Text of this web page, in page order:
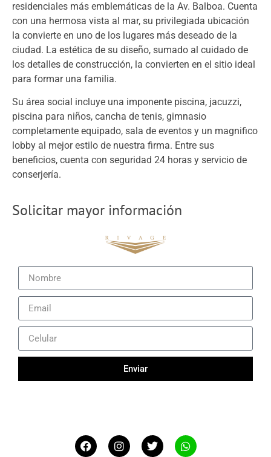
residenciales más emblemáticas de la Av. Balboa. Cuenta
con una hermosa vista al mar, su privilegiada ubicación
la convierte en uno de los lugares más deseado de la
ciudad. La estética de su diseño, sumado al cuidado de
los detalles de construcción, la convierten en el sitio ideal
para formar una familia.
Su área social incluye una imponente piscina, jacuzzi,
piscina para niños, cancha de tenis, gimnasio
completamente equipado, sala de eventos y un magnifico
lobby al mejor estilo de nuestra firma. Entre sus
beneficios, cuenta con seguridad 24 horas y servicio de
conserjería.
Solicitar mayor información
Enviar